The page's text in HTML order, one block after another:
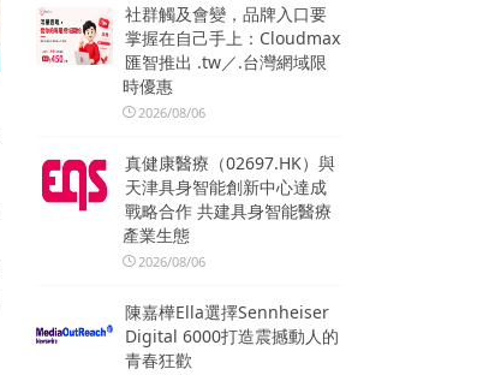
社群觸及會變，品牌入口要
掌握在自己手上：Cloudmax
匯智推出 .tw／.台灣網域限
時優惠
2026/08/06
真健康醫療（02697.HK）與
天津具身智能創新中心達成
戰略合作 共建具身智能醫療
產業生態
2026/08/06
陳嘉樺Ella選擇Sennheiser
Digital 6000打造震撼動人的
青春狂歡